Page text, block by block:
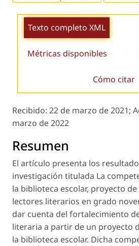
Texto completo XML
Métricas disponibles
Cómo citar
Recibido: 22 de marzo de 2021;
marzo de 2022
Resumen
El artículo presenta los
investigación titulada La
la biblioteca escolar, proyecto
lectores literarios en grado
dar cuenta del fortalecimiento
literaria a partir de un proyecto
la biblioteca escolar. Dicha